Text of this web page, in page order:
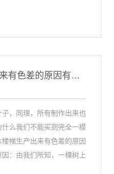
导致实木楼梯生产出来有色差的原因有哪些呢
，同理，所有制作出来也
么我们不能买到完全一模
梯生产出来有色差的原因
：由我们所知，一棵树上